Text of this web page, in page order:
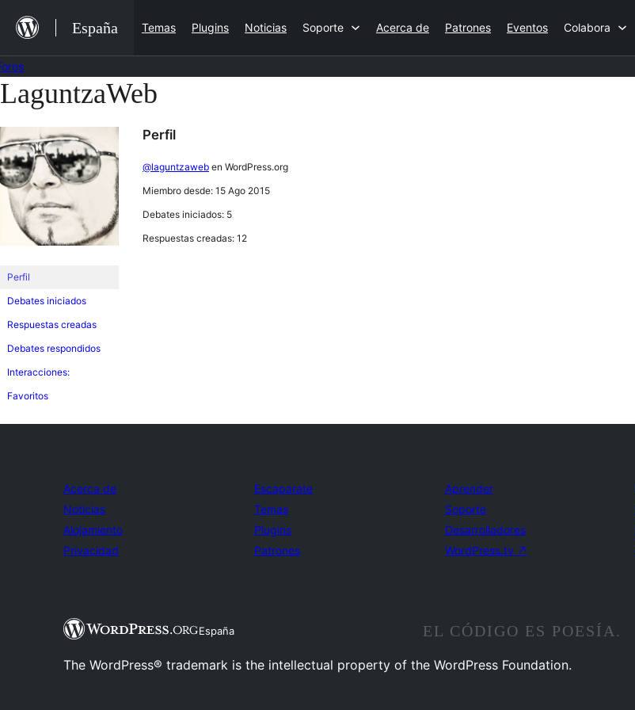
contenido
España Temas Plugins Noticias Soporte Acerca de Patrones Eventos Colabora
Saltar
contenido
LaguntzaWeb
Perfil
Debates iniciados
Respuestas creadas
Debates respondidos
Interacciones:
Favoritos
Perfil
@laguntzaweb en WordPress.org
Miembro desde: 15 Ago 2015
Debates iniciados: 5
Respuestas creadas: 12
Acerca de
Noticias
Alojamiento
Privacidad
Escaparate
Temas
Plugins
Patrones
Aprender
Soporte
Desarrolladores
WordPress.tv ↗
España EL CÓDIGO ES POESÍA.
The WordPress® trademark is the intellectual property of the WordPress Foundation.